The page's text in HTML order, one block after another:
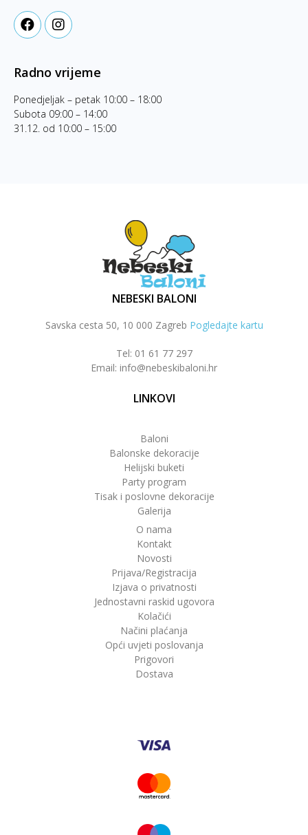
Radno vrijeme
Ponedjeljak – petak 10:00 – 18:00
Subota 09:00 – 14:00
31.12. od 10:00 – 15:00
NEBESKI BALONI
Savska cesta 50, 10 000 Zagreb Pogledajte kartu
Tel: 01 61 77 297
Email: info@nebeskibaloni.hr
LINKOVI
Baloni
Balonske dekoracije
Helijski buketi
Party program
Tisak i poslovne dekoracije
Galerija
O nama
Kontakt
Novosti
Prijava/Registracija
Izjava o privatnosti
Jednostavni raskid ugovora
Kolačići
Načini plaćanja
Opći uvjeti poslovanja
Prigovori
Dostava